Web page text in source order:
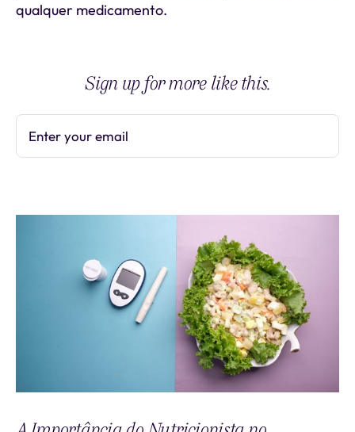
qualquer medicamento.
Sign up for more like this.
Enter your email